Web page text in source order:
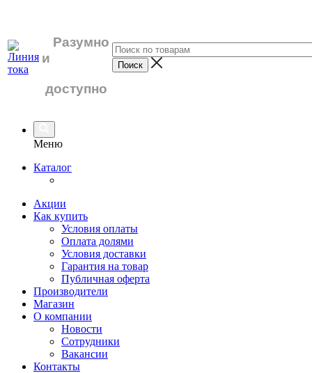
Разумно
и
доступно
Меню
Каталог
Акции
Как купить
Условия оплаты
Оплата долями
Условия доставки
Гарантия на товар
Публичная оферта
Производители
Магазин
О компании
Новости
Сотрудники
Вакансии
Контакты